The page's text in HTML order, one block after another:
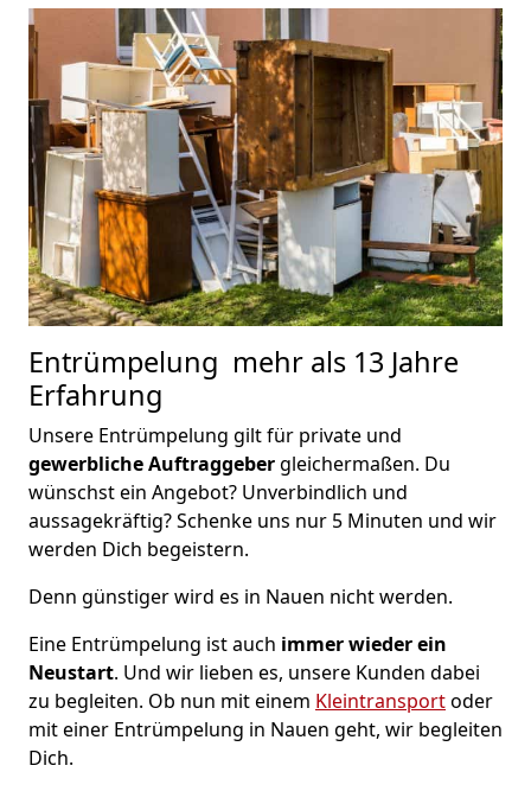
Entrümpelung mehr als 13 Jahre
Erfahrung
Unsere Entrümpelung gilt für private und
gewerbliche Auftraggebergleichermaßen. Du
wünschst ein Angebot? Unverbindlich und
aussagekräftig? Schenke uns nur 5 Minuten und wir
werden Dich begeistern.
Denn günstiger wird es in Nauen nicht werden.
Eine Entrümpelung ist auch immer wieder ein
Neustart. Und wir lieben es, unsere Kunden dabei
zu begleiten. Ob nun mit einem Kleintransportoder
mit einer Entrümpelung in Nauen geht, wir begleiten
Dich.